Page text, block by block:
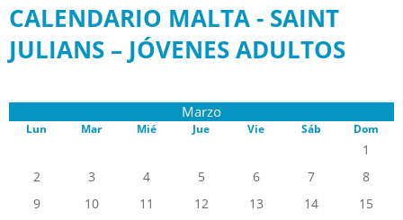
CALENDARIO MALTA - SAINT
JULIANS – JÓVENES ADULTOS
Marzo
Lun Mar Mié Jue Vie Sáb Dom
1
2
3 4 5 6 7
8
9
10 11 12 13 14
15